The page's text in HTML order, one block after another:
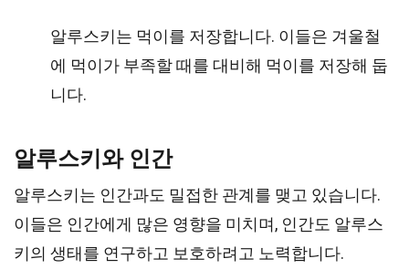
알루스키는 먹이를 저장합니다. 이들은 겨울철
에 먹이가 부족할 때를 대비해 먹이를 저장해 둡
니다.
알루스키와 인간
알루스키는 인간과도 밀접한 관계를 맺고 있습니다.
이들은 인간에게 많은 영향을 미치며, 인간도 알루스
키의 생태를 연구하고 보호하려고 노력합니다.